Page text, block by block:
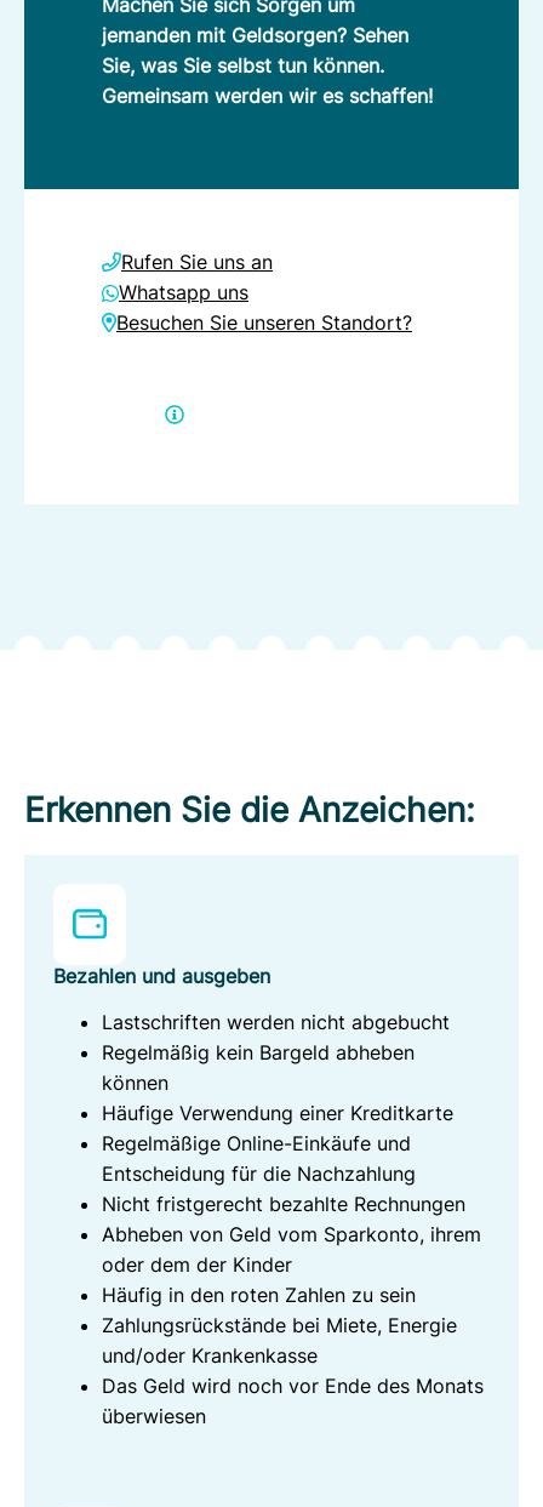
Machen Sie sich Sorgen um
jemanden mit Geldsorgen? Sehen
Sie, was Sie selbst tun können.
Gemeinsam werden wir es schaffen!
Rufen Sie uns an
Whatsapp uns
Besuchen Sie unseren Standort?
Direkte Hilfe erhalten
Erkennen Sie die Anzeichen:
Bezahlen und ausgeben
Lastschriften werden nicht abgebucht
Regelmäßig kein Bargeld abheben
können
Häufige Verwendung einer Kreditkarte
Regelmäßige Online-Einkäufe und
Entscheidung für die Nachzahlung
Nicht fristgerecht bezahlte Rechnungen
Abheben von Geld vom Sparkonto, ihrem
oder dem der Kinder
Häufig in den roten Zahlen zu sein
Zahlungsrückstände bei Miete, Energie
und/oder Krankenkasse
Das Geld wird noch vor Ende des Monats
überwiesen